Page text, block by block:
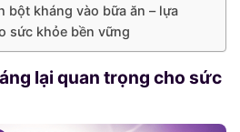
bột kháng vào bữa ăn – lựa
sức khỏe bền vững
lại quan trọng cho sức